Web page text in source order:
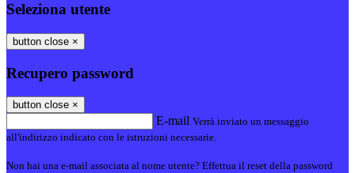
Seleziona utente
button close ×
Recupero password
button close ×
E-mail Verrà inviato un messaggio
all'indirizzo indicato con le istruzioni necessarie.
Non hai una e-mail associata al nome utente? Effettua il reset della password